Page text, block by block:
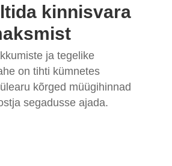
kinnisvara
ja tegelike
on tihti kümnetes
kõrged müügihinnad
segadusse ajada.